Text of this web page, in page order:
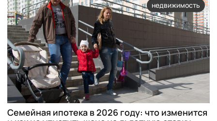
недвижимость
Семейная ипотека в 2026 году: что изменится